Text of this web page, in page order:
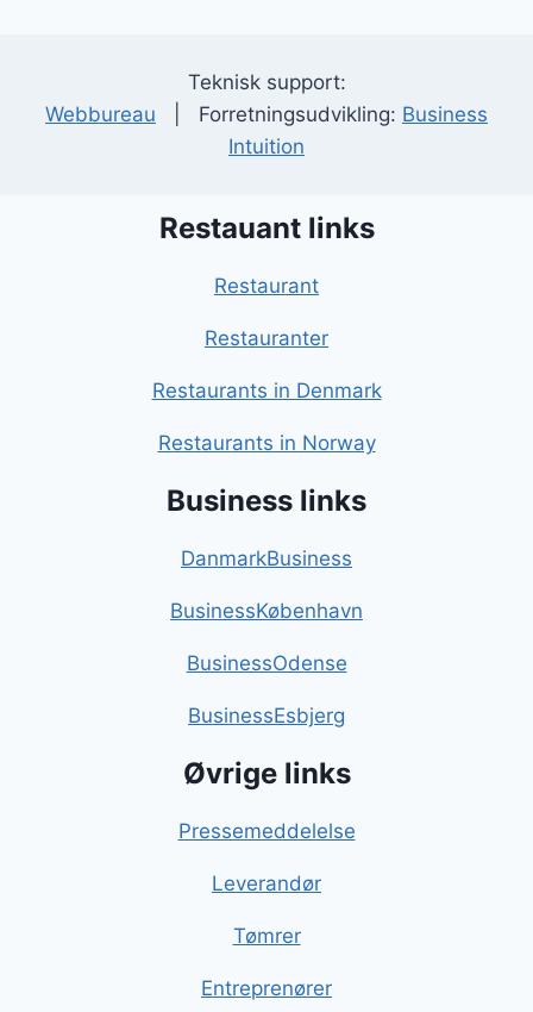
Teknisk support:
Webbureau | Forretningsudvikling: Business
Intuition
Restauant links
Restaurant
Restauranter
Restaurants in Denmark
Restaurants in Norway
Business links
DanmarkBusiness
BusinessKøbenhavn
BusinessOdense
BusinessEsbjerg
Øvrige links
Pressemeddelelse
Leverandør
Tømrer
Entreprenører